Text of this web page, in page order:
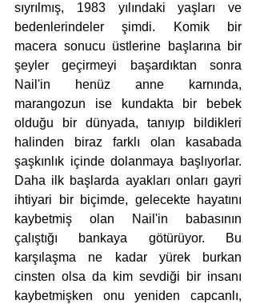
sıyrılmış, 1983 yılındaki yaşları ve
bedenlerindeler şimdi. Komik bir
macera sonucu üstlerine başlarına bir
şeyler geçirmeyi başardıktan sonra
Nail'in henüz anne karnında,
marangozun ise kundakta bir bebek
olduğu bir dünyada, tanıyıp bildikleri
halinden biraz farklı olan kasabada
şaşkınlık içinde dolanmaya başlıyorlar.
Daha ilk başlarda ayakları onları gayri
ihtiyari bir biçimde, gelecekte hayatını
kaybetmiş olan Nail'in babasının
çalıştığı bankaya götürüyor. Bu
karşılaşma ne kadar yürek burkan
cinsten olsa da kim sevdiği bir insanı
kaybetmişken onu yeniden capcanlı,